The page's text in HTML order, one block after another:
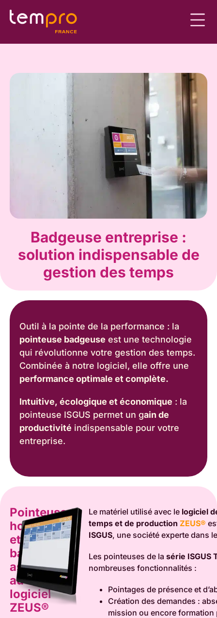
Badgeuse entreprise :
solution indispensable de
gestion des temps
Outil à la pointe de la performance : la
pointeuse badgeuse est une technologie
qui révolutionne votre gestion des temps.
Combinée à notre logiciel, elle offre une
performance optimale et complète.
Intuitive, écologique et économique : la
pointeuse ISGUS permet un gain de
productivité indispensable pour votre
entreprise.
Pointeuse
horaire
et
badgeuse
associées
au
logiciel
ZEUS®
Le matériel utilisé avec le logiciel
temps et de productionZEUS®
ISGUS, une société experte dans
Les pointeuses de lasérie ISGUS
nombreuses fonctionnalités :
Pointages de présence et
Création des demandes :
mission ou encore